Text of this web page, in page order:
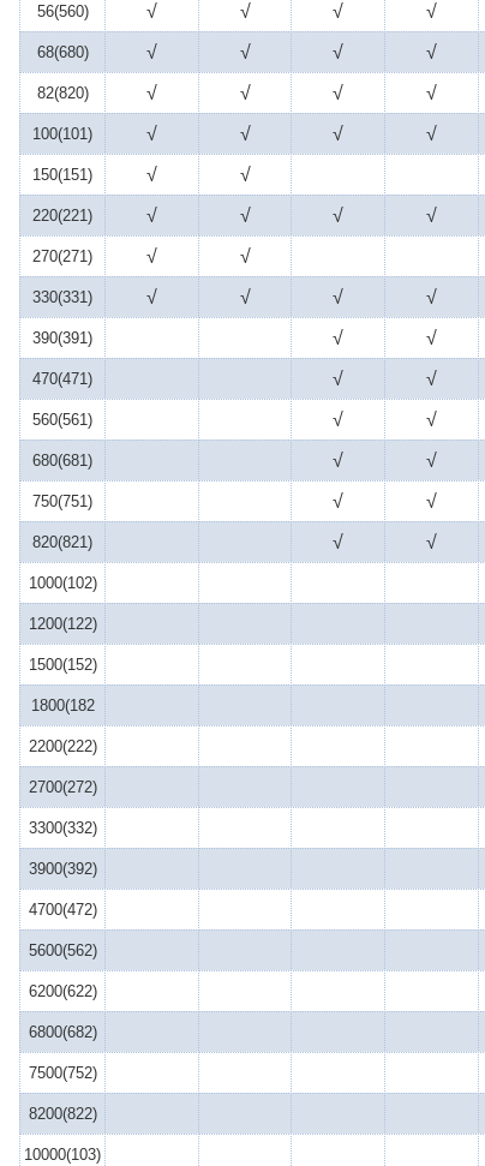
56(560) √ √ √ √
68(680) √ √ √ √
82(820) √ √ √ √
100(101) √ √ √ √
150(151) √ √
220(221) √ √ √ √
270(271) √ √
330(331) √ √ √ √
390(391) √ √
470(471) √ √
560(561) √ √
680(681) √ √
750(751) √ √
820(821) √ √
1000(102)
1200(122)
1500(152)
1800(182
2200(222)
2700(272)
3300(332)
3900(392)
4700(472)
5600(562)
6200(622)
6800(682)
7500(752)
8200(822)
10000(103)